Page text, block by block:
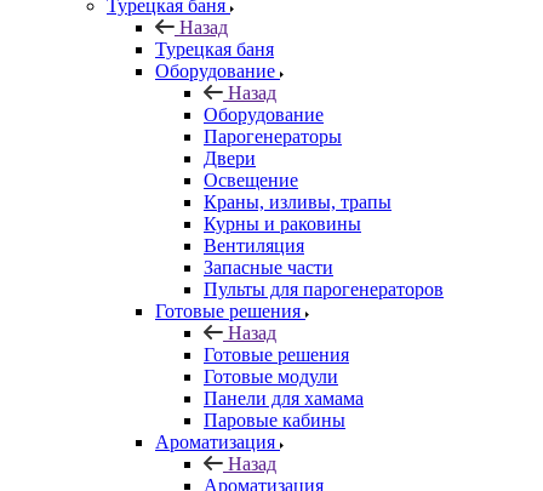
Турецкая баня
Назад
Турецкая баня
Оборудование
Назад
Оборудование
Парогенераторы
Двери
Освещение
Краны, изливы, трапы
Курны и раковины
Вентиляция
Запасные части
Пульты для парогенераторов
Готовые решения
Назад
Готовые решения
Готовые модули
Панели для хамама
Паровые кабины
Ароматизация
Назад
Ароматизация